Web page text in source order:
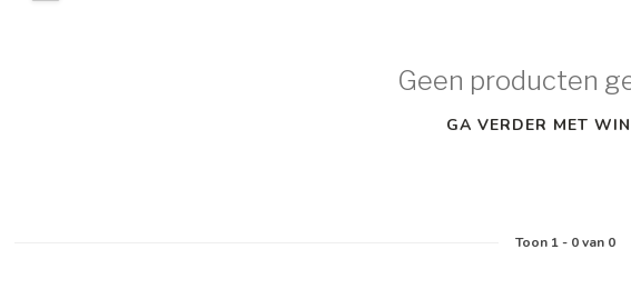
Geen producten
GA VERDER MET
Toon 1- 0van 0